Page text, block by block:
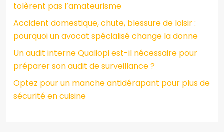
tolèrent pas l’amateurisme
Accident domestique, chute, blessure de loisir :
pourquoi un avocat spécialisé change la donne
Un audit interne Qualiopi est-il nécessaire pour
préparer son audit de surveillance ?
Optez pour un manche antidérapant pour plus de
sécurité en cuisine